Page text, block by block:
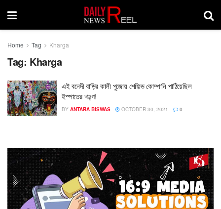
Home Tag Kharga
Tag: Kharga
এই বনেদী বাড়ির কালী পুজোয় শেফিল্ড কোম্পানি পাঠিয়েছিল
ইস্পাতের খড়্গ!
BY ANTARA BISWAS OCTOBER 30, 2021 0